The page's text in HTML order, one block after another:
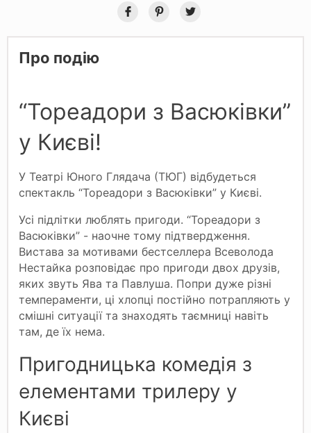
Про подію
“Тореадори з Васюківки”
у Києві!
У Театрі Юного Глядача (ТЮГ) відбудеться
спектакль “Тореадори з Васюківки” у Києві.
Усі підлітки люблять пригоди. “Тореадори з
Васюківки” - наочне тому підтвердження.
Вистава за мотивами бестселлера Всеволода
Нестайка розповідає про пригоди двох друзів,
яких звуть Ява та Павлуша. Попри дуже різні
темпераменти, ці хлопці постійно потрапляють у
смішні ситуації та знаходять таємниці навіть
там, де їх нема.
Пригодницька комедія з
елементами трилеру у
Києві